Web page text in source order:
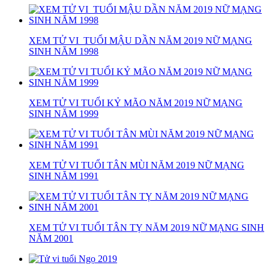
XEM TỬ VI TUỔI MẬU DẦN NĂM 2019 NỮ MẠNG
SINH NĂM 1998
XEM TỬ VI TUỔI KỶ MÃO NĂM 2019 NỮ MẠNG
SINH NĂM 1999
XEM TỬ VI TUỔI TÂN MÙI NĂM 2019 NỮ MẠNG
SINH NĂM 1991
XEM TỬ VI TUỔI TÂN TỴ NĂM 2019 NỮ MẠNG SINH
NĂM 2001